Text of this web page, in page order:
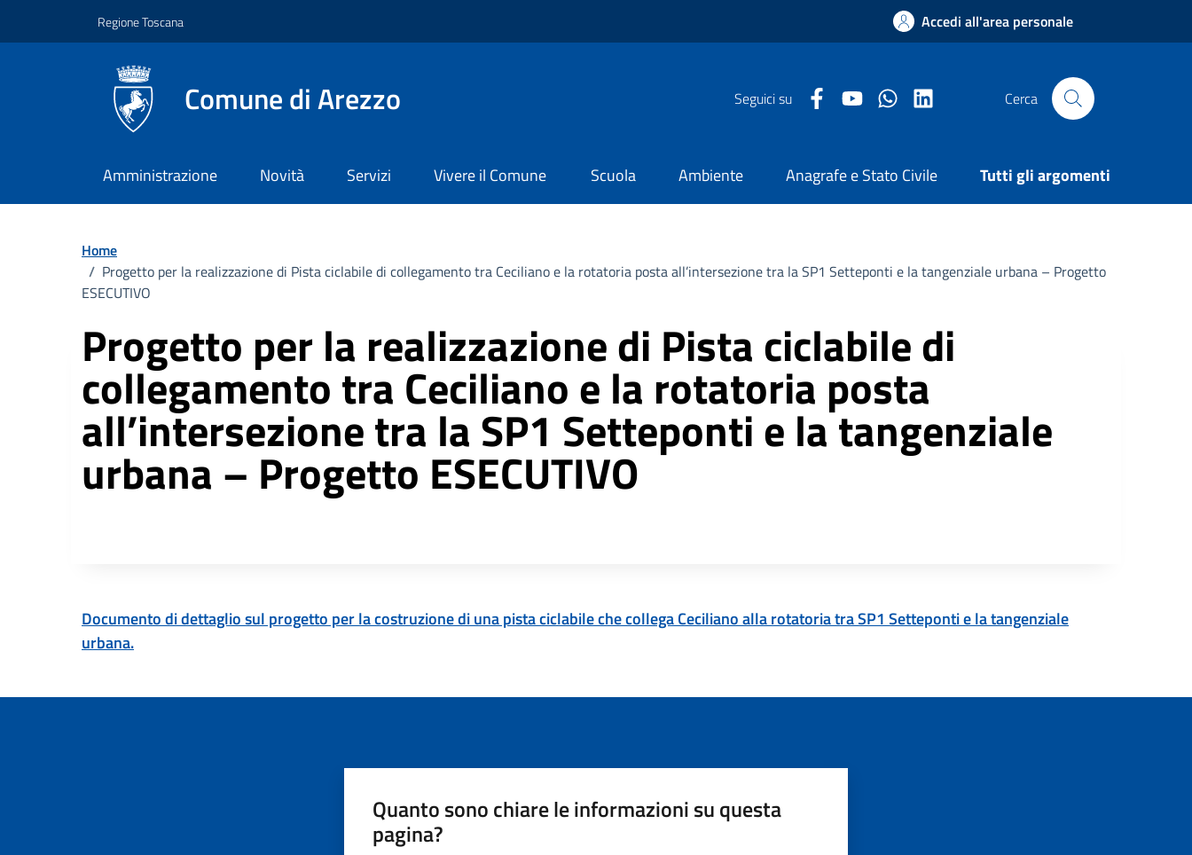
Regione Toscana Accedi all'area personale
Comune di Arezzo Seguici su Facebook Comune di Arezzo
Youtube Comune di Arezzo
Twitter Comune di Arezzo
LinkedIn Comune di Arezzo
Cerca
Amministrazione Novità Servizi Vivere il Comune Scuola Ambiente Anagrafe e Stato Civile Tutti gli argomenti
Home
/ Progetto per la realizzazione di Pista ciclabile di collegamento tra Ceciliano e la rotatoria posta all’intersezione tra la SP1 Setteponti e la tangenziale urbana – Progetto
ESECUTIVO
Progetto per la realizzazione di Pista ciclabile di
collegamento tra Ceciliano e la rotatoria posta
all’intersezione tra la SP1 Setteponti e la tangenziale
urbana – Progetto ESECUTIVO
Descrizione completa
Documento di dettaglio sul progetto per la costruzione di una pista ciclabile che collega Ceciliano alla rotatoria tra SP1 Setteponti e la tangenziale
urbana.
Quanto sono chiare le informazioni su questa
pagina?